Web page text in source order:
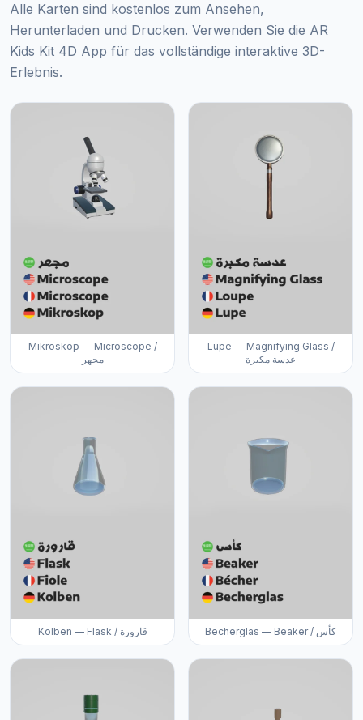
Alle Karten sind kostenlos zum Ansehen,
Herunterladen und Drucken. Verwenden Sie die AR
Kids Kit 4D App für das vollständige interaktive 3D-
Erlebnis.
Mikroskop — Microscope /
مجهر
Lupe — Magnifying Glass /
عدسة مكبرة
Kolben — Flask / قارورة Becherglas — Beaker / كأس